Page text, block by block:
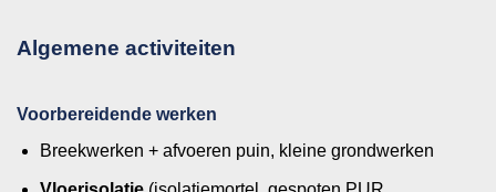
Algemene activiteiten
Voorbereidende werken
Breekwerken + afvoeren puin, kleine grondwerken